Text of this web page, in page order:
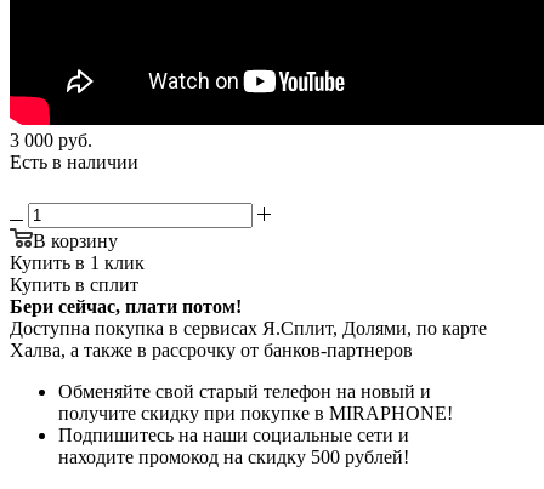
3 000 руб.
Есть в наличии
В корзину
Купить в 1 клик
Купить в сплит
Бери сейчас, плати потом!
Доступна покупка в сервисах Я.Сплит, Долями, по карте
Халва, а также в рассрочку от банков-партнеров
Обменяйте свой старый телефон на новый и
получите скидку при покупке в MIRAPHONE!
Подпишитесь на наши социальные сети и
находите промокод на скидку 500 рублей!